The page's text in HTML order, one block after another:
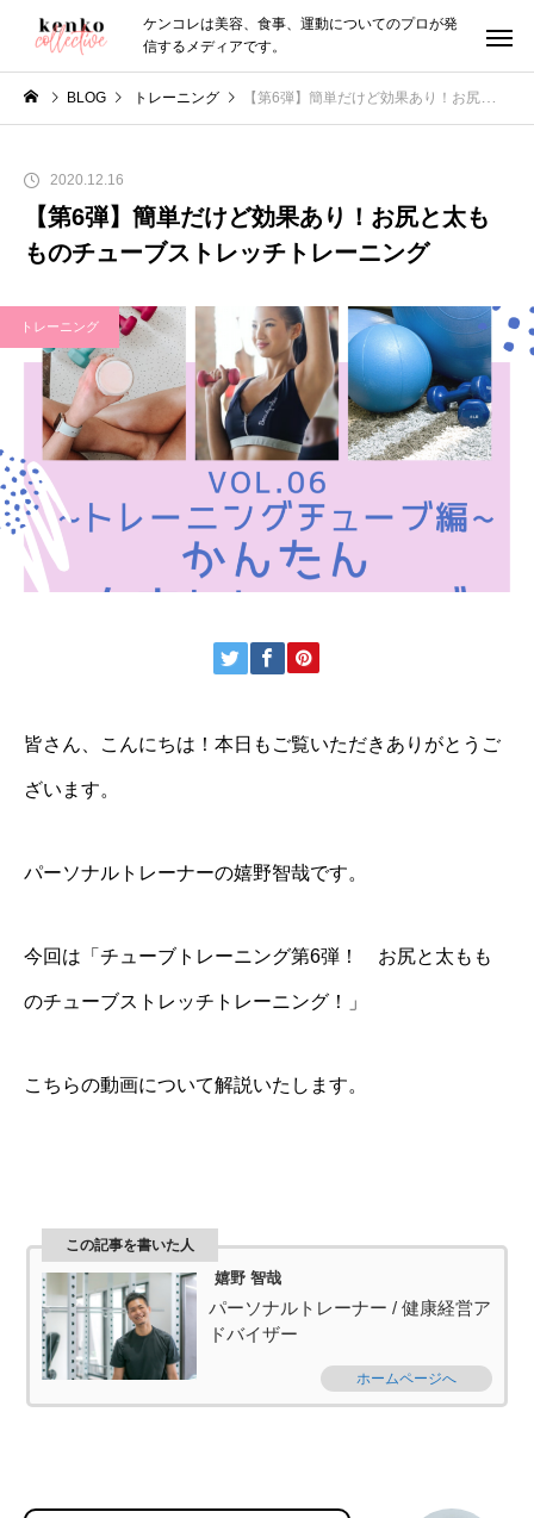
ケンコレは美容、食事、運動についてのプロが発
信するメディアです。
BLOG トレーニング 【第6弾】簡単だけど効果あり！お尻と太もものチューブストレッチトレーニング
2020.12.16
【第6弾】簡単だけど効果あり！お尻と太も
ものチューブストレッチトレーニング
トレーニング
皆さん、こんにちは！本日もご覧いただきありがとうご
ざいます。
パーソナルトレーナーの嬉野智哉です。
今回は「チューブトレーニング第6弾！ お尻と太もも
のチューブストレッチトレーニング！」
こちらの動画について解説いたします。
この記事を書いた人
嬉野 智哉
パーソナルトレーナー / 健康経営ア
ドバイザー
ホームページへ